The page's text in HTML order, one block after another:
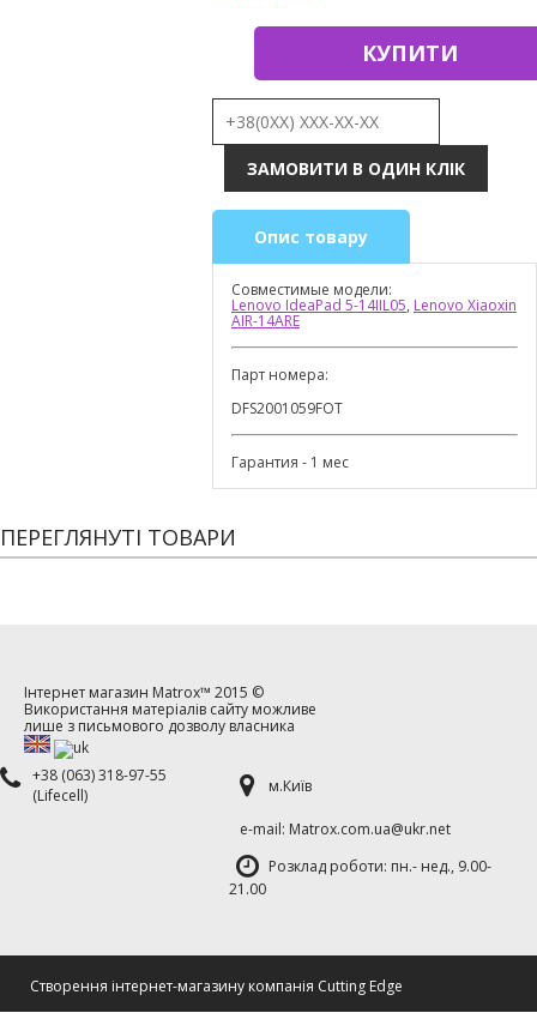
КУПИТИ
Опис товару
Совместимые модели:
Lenovo IdeaPad 5-14IIL05, Lenovo Xiaoxin
AIR-14ARE
Парт номера:
DFS2001059FOT
Гарантия - 1 мес
ПЕРЕГЛЯНУТІ ТОВАРИ
Інтернет магазин Matrox™ 2015 ©
Використання матеріалів сайту можливе
лише з письмового дозволу власника
+38 (063) 318-97-55
(Lifecell)
м.Київ
е-mаil: Matrox.com.ua@ukr.net
Розклад роботи: пн.- нед., 9.00-
21.00
Cтворення інтернет-магазину компанія Cutting Edge